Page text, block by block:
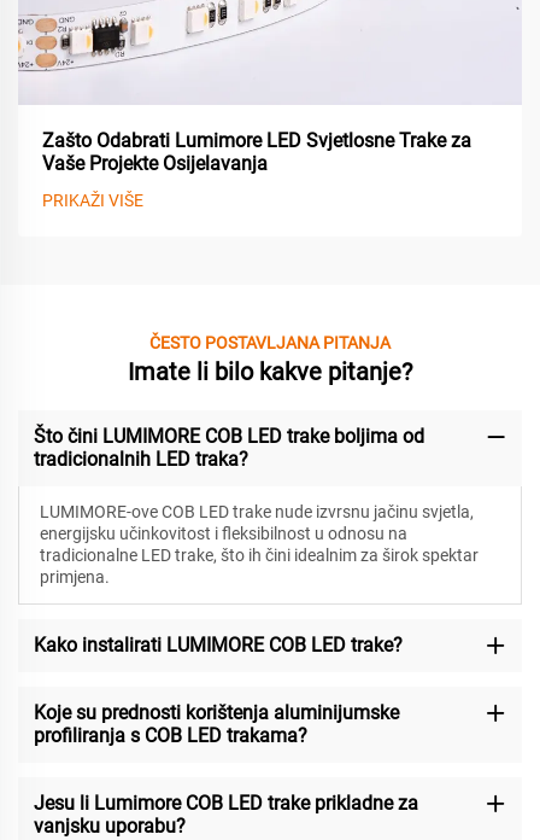
Zašto Odabrati Lumimore LED Svjetlosne Trake za
Vaše Projekte Osijelavanja
PRIKAŽI VIŠE
ČESTO POSTAVLJANA PITANJA
Imate li bilo kakve pitanje?
Što čini LUMIMORE COB LED trake boljima od
tradicionalnih LED traka?
LUMIMORE-ove COB LED trake nude izvrsnu jačinu svjetla,
energijsku učinkovitost i fleksibilnost u odnosu na
tradicionalne LED trake, što ih čini idealnim za širok spektar
primjena.
Kako instalirati LUMIMORE COB LED trake?
Koje su prednosti korištenja aluminijumske
profiliranja s COB LED trakama?
Jesu li Lumimore COB LED trake prikladne za
vanjsku uporabu?